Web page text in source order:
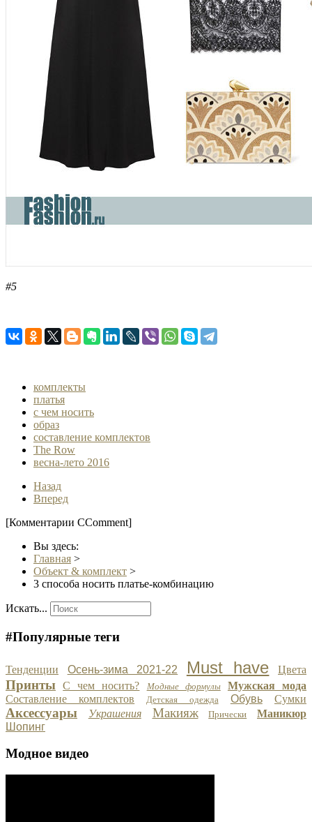
#5
комплекты
платья
с чем носить
образ
составление комплектов
The Row
весна-лето 2016
Назад
Вперед
[Комментарии CComment]
Вы здесь:
Главная >
Объект & комплект >
3 способа носить платье-комбинацию
Искать...
#Популярные теги
Тенденции Осень-зима 2021-22 Must have Цвета
Принты С чем носить? Модные формулы
Мужская мода
Составление комплектов
Детская одежда Обувь Сумки
Аксессуары Украшения Макияж Прически
Маникюр
Шопинг
Модное видео